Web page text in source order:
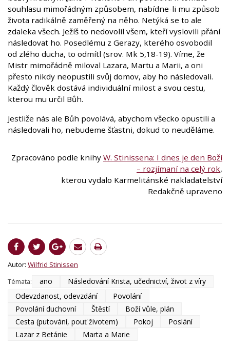
souhlasu mimořádným způsobem, nabídne-li mu způsob
života radikálně zaměřený na něho. Netýká se to ale
zdaleka všech. Ježíš to nedovolil všem, kteří vyslovili přání
následovat ho. Posedlému z Gerazy, kterého osvobodil
od zlého ducha, to odmítl (srov. Mk 5,18-19). Víme, že
Mistr mimořádně miloval Lazara, Martu a Marii, a oni
přesto nikdy neopustili svůj domov, aby ho následovali.
Každý člověk dostává individuální milost a svou cestu,
kterou mu určil Bůh.
Jestliže nás ale Bůh povolává, abychom všecko opustili a
následovali ho, nebudeme šťastni, dokud to neuděláme.
Zpracováno podle knihy W. Stinissena: I dnes je den Boží
– rozjímaní na celý rok,
kterou vydalo Karmelitánské nakladatelství
Redakčně upraveno
Autor: Wilfrid Stinissen
Témata:
ano
Následování Krista, učednictví, život z víry
Odevzdanost, odevzdání
Povolání
Povolání duchovní
Štěstí
Boží vůle, plán
Cesta (putování, pouť životem)
Pokoj
Poslání
Lazar z Betánie
Marta a Marie